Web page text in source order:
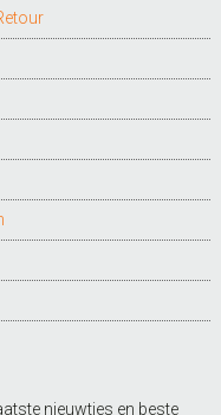
nieuwtjes en beste